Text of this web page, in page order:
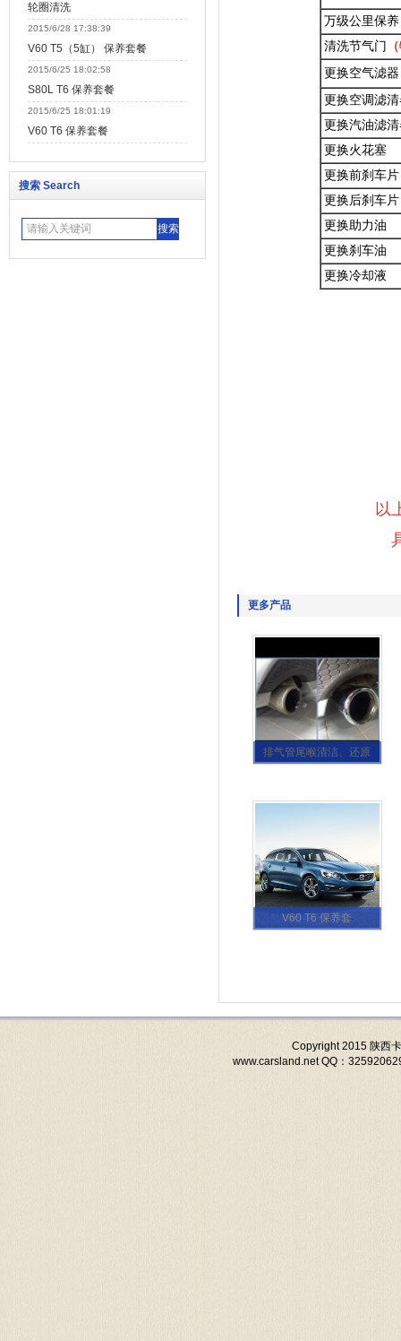
轮圈清洗
2015/6/28 17:38:39
V60 T5（5缸） 保养套餐
2015/6/25 18:02:58
S80L T6 保养套餐
2015/6/25 18:01:19
V60 T6 保养套餐
搜索 Search
万级公里保
清洗节气门
更换空气滤器
更换空调滤
更换汽油滤
更换火花塞
更换前刹车片
更换后刹车片
更换助力油
更换刹车油
更换冷却液
以
更多产品
排气管尾喉清洁、还原
V60 T6 保养套
Copyright 2015 陕西
www.carsland.net QQ：